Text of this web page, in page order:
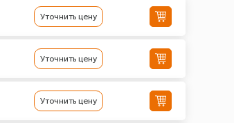
Уточнить цену
Уточнить цену
Уточнить цену